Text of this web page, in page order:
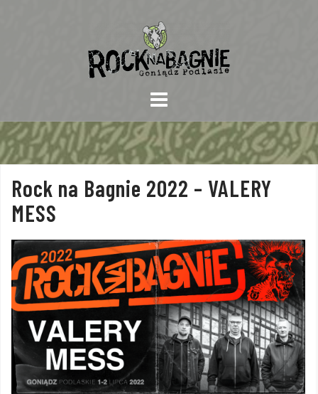
Rock na Bagnie 2022 – VALERY
MESS